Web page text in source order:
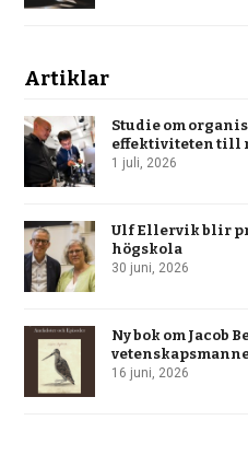
Artiklar
Studie om
effektiviteten till
1 juli, 2026
Ulf Ellervik blir
högskola
30 juni, 2026
Ny bok om Jacob
16 juni, 2026